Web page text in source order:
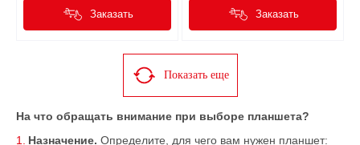
Заказать Заказать
Показать еще
На что обращать внимание при выборе планшета?
Назначение. Определите, для чего вам нужен планшет: